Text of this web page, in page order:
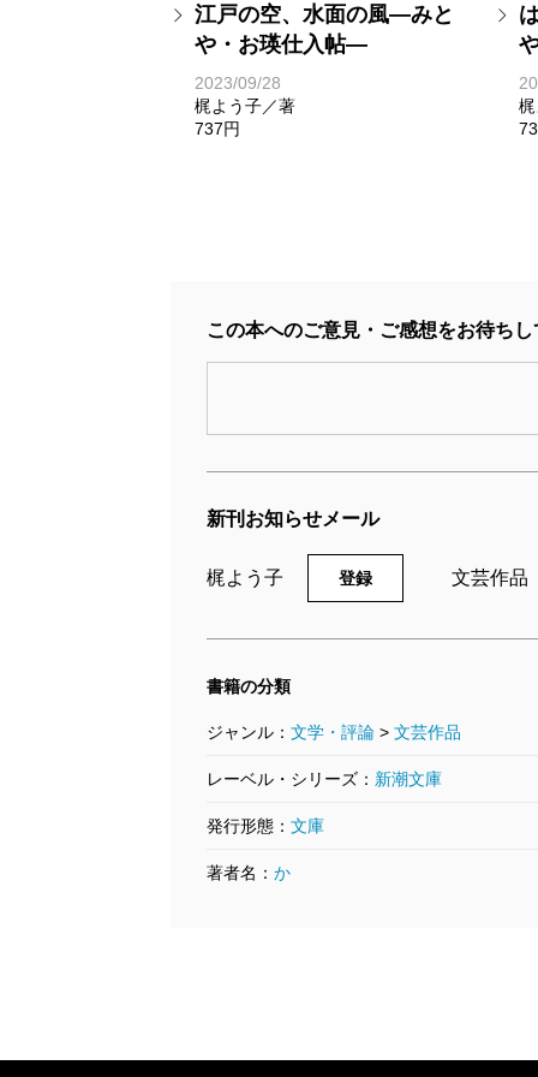
江戸の空、水面の風―みと
や・お瑛仕入帖―
2023/09/28
梶よう子／著
737円
この本へのご意見・ご感想をお待ち
新刊お知らせメール
梶よう子 登録 文芸作品
書籍の分類
ジャンル： 文学・評論 > 文芸作品
レーベル・シリーズ： 新潮文庫
発行形態： 文庫
著者名： か